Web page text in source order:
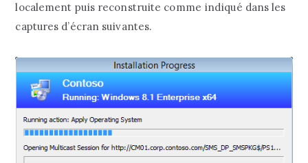
localement puis reconstruite comme indiqué dans les
captures d’écran suivantes.